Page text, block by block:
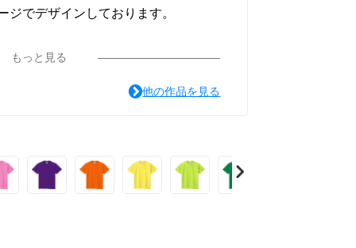
ジでデザインしております。
もっと見る
他の作品を見る